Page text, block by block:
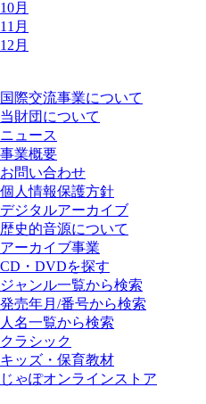
10月
11月
12月
国際交流事業について
当財団について
ニュース
事業概要
お問い合わせ
個人情報保護方針
デジタルアーカイブ
歴史的音源について
アーカイブ事業
CD・DVDを探す
ジャンル一覧から検索
発売年月/番号から検索
人名一覧から検索
クラシック
キッズ・保育教材
じゃぽオンラインストア